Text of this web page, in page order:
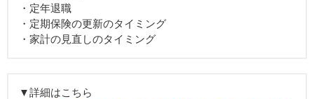
・定年退職
・定期保険の更新のタイミング
・家計の見直しのタイミング
▼詳細はこちら